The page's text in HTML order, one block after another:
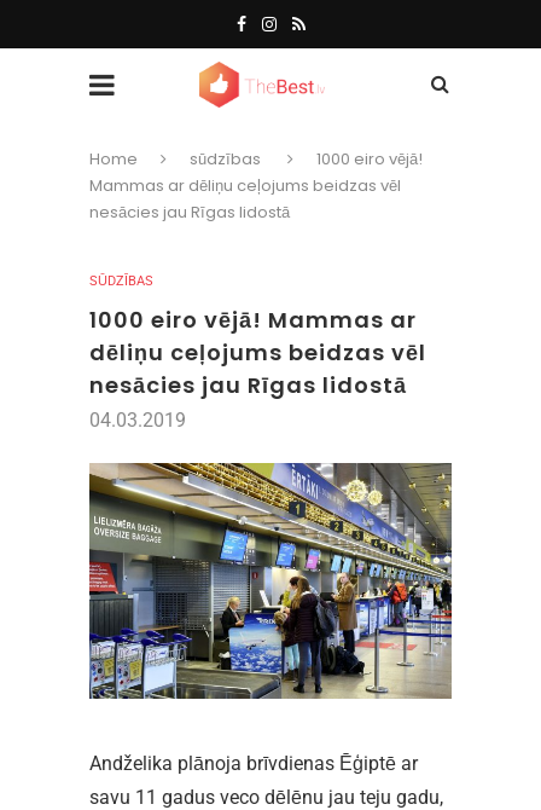
Home sūdzības
1000 eiro vējā!
Mammas ar dēliņu ceļojums beidzas vēl
nesācies jau Rīgas lidostā
SŪDZĪBAS
1000 eiro vējā! Mammas ar
dēliņu ceļojums beidzas vēl
nesācies jau Rīgas lidostā
04.03.2019
Andželika plānoja brīvdienas Ēģiptē ar
savu 11 gadus veco dēlēnu jau teju gadu,